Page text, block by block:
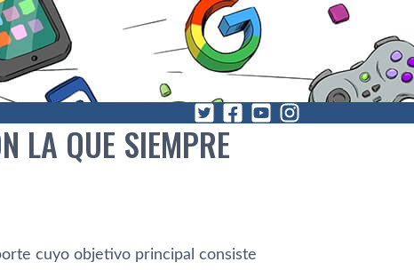
LA QUE SIEMPRE
cuyo objetivo principal consiste